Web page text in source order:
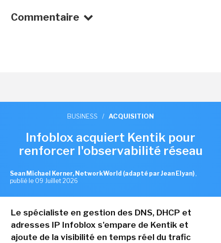
Commentaire
BUSINESS / ACQUISITION
Infoblox acquiert Kentik pour
renforcer l'observabilité réseau
Sean Michael Kerner, NetworkWorld (adapté par Jean Elyan) ,
publié le 09 Juillet 2026
Le spécialiste en gestion des DNS, DHCP et
adresses IP Infoblox s'empare de Kentik et
ajoute de la visibilité en temps réel du trafic